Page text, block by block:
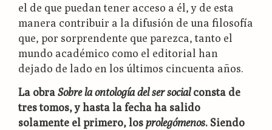
el de que puedan tener acceso a él, y de esta
manera contribuir a la difusión de una filosofía
que, por sorprendente que parezca, tanto el
mundo académico como el editorial han
dejado de lado en los últimos cincuenta años.
La obraSobre la ontología del ser socialconsta de
tres tomos, y hasta la fecha ha salido
solamente el primero, losprolegómenos. Siendo